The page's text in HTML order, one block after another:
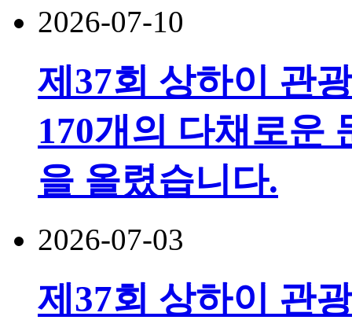
2026-07-10
제37회 상하이 관
170개의 다채로운
을 올렸습니다.
2026-07-03
제37회 상하이 관